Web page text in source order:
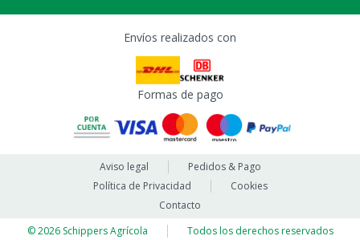
Envíos realizados con
Formas de pago
Aviso legal
Pedidos & Pago
Política de Privacidad
Cookies
Contacto
© 2026 Schippers Agrícola
Todos los derechos reservados